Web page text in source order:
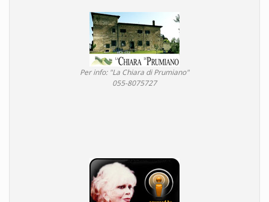
Per info: "La Chiara di Prumiano"
055-8075727